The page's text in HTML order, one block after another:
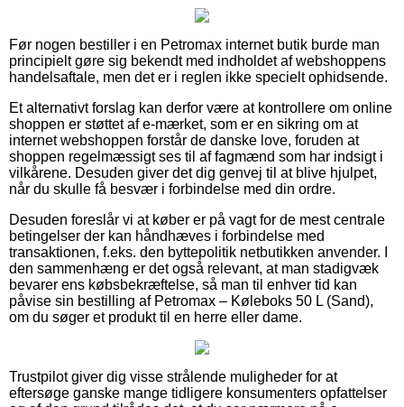
Før nogen bestiller i en Petromax internet butik burde man
principielt gøre sig bekendt med indholdet af webshoppens
handelsaftale, men det er i reglen ikke specielt ophidsende.
Et alternativt forslag kan derfor være at kontrollere om online
shoppen er støttet af e-mærket, som er en sikring om at
internet webshoppen forstår de danske love, foruden at
shoppen regelmæssigt ses til af fagmænd som har indsigt i
vilkårene. Desuden giver det dig genvej til at blive hjulpet,
når du skulle få besvær i forbindelse med din ordre.
Desuden foreslår vi at køber er på vagt for de mest centrale
betingelser der kan håndhæves i forbindelse med
transaktionen, f.eks. den byttepolitik netbutikken anvender. I
den sammenhæng er det også relevant, at man stadigvæk
bevarer ens købsbekræftelse, så man til enhver tid kan
påvise sin bestilling af Petromax – Køleboks 50 L (Sand),
om du søger et produkt til en herre eller dame.
Trustpilot giver dig visse strålende muligheder for at
eftersøge ganske mange tidligere konsumenters opfattelser